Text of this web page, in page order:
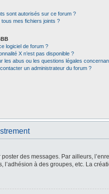
sont autorisés sur ce forum ?
mes fichiers joints ?
logiciel de forum ?
X n’est pas disponible ?
les abus ou les questions légales
un administrateur du forum ?
des messages. Par ailleurs,
à des groupes, etc. La